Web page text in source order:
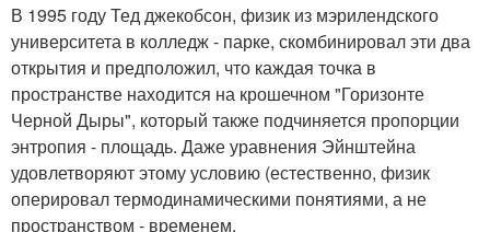
В 1995 году Тед джекобсон, физик из мэрилендского
университета в колледж - парке, скомбинировал эти два
открытия и предположил, что каждая точка в
пространстве находится на крошечном "Горизонте
Черной Дыры", который также подчиняется пропорции
энтропия - площадь. Даже уравнения Эйнштейна
удовлетворяют этому условию (естественно, физик
оперировал термодинамическими понятиями, а не
пространством - временем.